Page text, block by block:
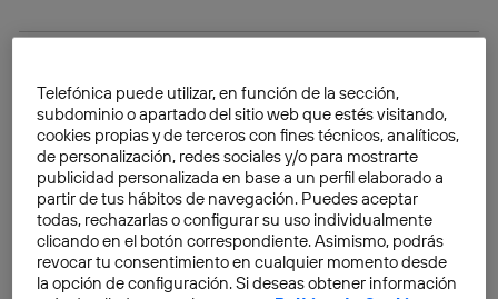
Telefónica puede utilizar, en función de la sección,
subdominio o apartado del sitio web que estés visitando,
cookies propias y de terceros con fines técnicos, analíticos,
de personalización, redes sociales y/o para mostrarte
publicidad personalizada en base a un perfil elaborado a
partir de tus hábitos de navegación. Puedes aceptar
todas, rechazarlas o configurar su uso individualmente
clicando en el botón correspondiente. Asimismo, podrás
revocar tu consentimiento en cualquier momento desde
la opción de configuración. Si deseas obtener información